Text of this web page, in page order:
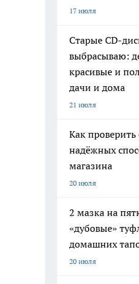
17 июля
Старые CD-
выбрасываю:
красивые и
дачи и дома
21 июля
Как проверить
надёжных
магазина
20 июля
2 мазка на
«дубовые»
домашних
20 июля